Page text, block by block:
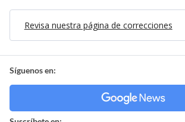
Revisa nuestra página de correcciones
Síguenos en: